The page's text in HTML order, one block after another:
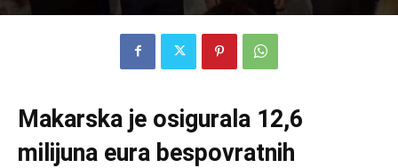
Makarska je osigurala 12,6
milijuna eura bespovratnih